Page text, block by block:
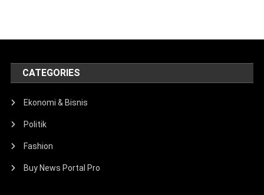
CATEGORIES
Ekonomi & Bisnis
Politik
Fashion
Buy News Portal Pro